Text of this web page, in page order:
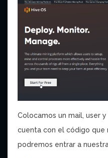
Colocamos un mail, user
cuenta con el código que
podremos entrar a